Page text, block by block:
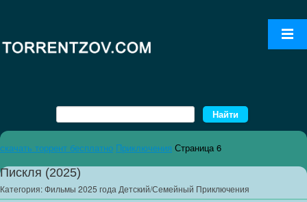
скачать торрент бесплатно Приключения Страница 6
Пискля (2025)
Категория:Фильмы 2025 года Детский/Семейный Приключения